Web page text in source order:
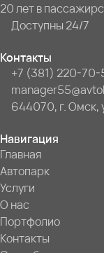
20 лет в
Доступны 24/7
Контакты
+7 (381) 220-70-
644070, г. Омск,
Навигация
Главная
Автопарк
Услуги
О нас
Портфолио
Контакты